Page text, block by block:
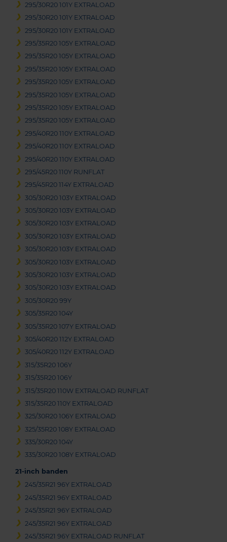
295/30R20 101Y EXTRALOAD
295/30R20 101Y EXTRALOAD
295/30R20 101Y EXTRALOAD
295/35R20 105Y EXTRALOAD
295/35R20 105Y EXTRALOAD
295/35R20 105Y EXTRALOAD
295/35R20 105Y EXTRALOAD
295/35R20 105Y EXTRALOAD
295/35R20 105Y EXTRALOAD
295/35R20 105Y EXTRALOAD
295/40R20 110Y EXTRALOAD
295/40R20 110Y EXTRALOAD
295/40R20 110Y EXTRALOAD
295/45R20 110Y RUNFLAT
295/45R20 114Y EXTRALOAD
305/30R20 103Y EXTRALOAD
305/30R20 103Y EXTRALOAD
305/30R20 103Y EXTRALOAD
305/30R20 103Y EXTRALOAD
305/30R20 103Y EXTRALOAD
305/30R20 103Y EXTRALOAD
305/30R20 103Y EXTRALOAD
305/30R20 103Y EXTRALOAD
305/30R20 99Y
305/35R20 104Y
305/35R20 107Y EXTRALOAD
305/40R20 112Y EXTRALOAD
305/40R20 112Y EXTRALOAD
315/35R20 106Y
315/35R20 106Y
315/35R20 110W EXTRALOAD RUNFLAT
315/35R20 110Y EXTRALOAD
325/30R20 106Y EXTRALOAD
325/35R20 108Y EXTRALOAD
335/30R20 104Y
335/30R20 108Y EXTRALOAD
21-inch banden
245/35R21 96Y EXTRALOAD
245/35R21 96Y EXTRALOAD
245/35R21 96Y EXTRALOAD
245/35R21 96Y EXTRALOAD
245/35R21 96Y EXTRALOAD RUNFLAT